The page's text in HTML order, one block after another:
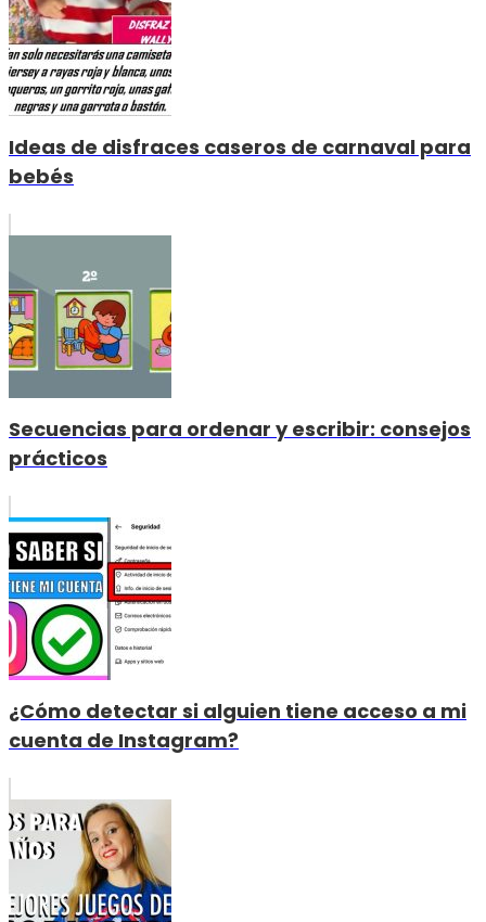
Ideas de disfraces caseros de carnaval para
bebés
Secuencias para ordenar y escribir: consejos
prácticos
¿Cómo detectar si alguien tiene acceso a mi
cuenta de Instagram?